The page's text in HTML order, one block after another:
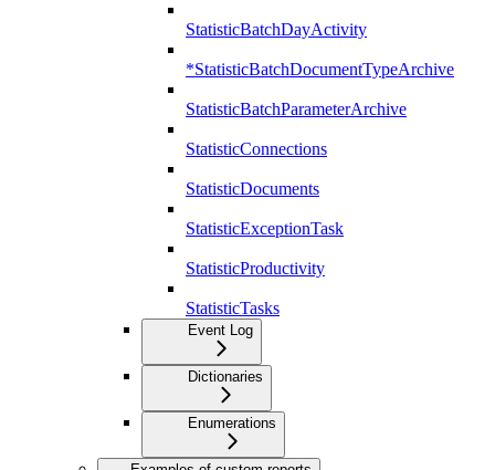
StatisticBatchDayActivity
*StatisticBatchDocumentTypeArchive
StatisticBatchParameterArchive
StatisticConnections
StatisticDocuments
StatisticExceptionTask
StatisticProductivity
StatisticTasks
Event Log
Dictionaries
Enumerations